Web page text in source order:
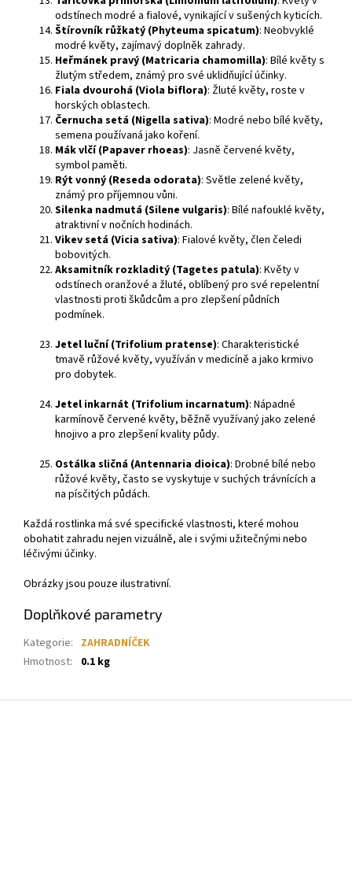
odstínech modré a fialové, vynikající v sušených kyticích.
Štírovník růžkatý (Phyteuma spicatum): Neobvyklé
modré květy, zajímavý doplněk zahrady.
Heřmánek pravý (Matricaria chamomilla): Bílé květy s
žlutým středem, známý pro své uklidňující účinky.
Fiala dvourohá (Viola biflora): Žluté květy, roste v
horských oblastech.
Černucha setá (Nigella sativa): Modré nebo bílé květy,
semena používaná jako koření.
Mák vlčí (Papaver rhoeas): Jasně červené květy,
symbol paměti.
Rýt vonný (Reseda odorata): Světle zelené květy,
známý pro příjemnou vůni.
Silenka nadmutá (Silene vulgaris): Bílé nafouklé květy,
atraktivní v nočních hodinách.
Vikev setá (Vicia sativa): Fialové květy, člen čeledi
bobovitých.
Aksamitník rozkladitý (Tagetes patula): Květy v
odstínech oranžové a žluté, oblíbený pro své repelentní
vlastnosti proti škůdcům a pro zlepšení půdních
podmínek.
Jetel luční (Trifolium pratense): Charakteristické
tmavě růžové květy, využíván v medicíně a jako krmivo
pro dobytek.
Jetel inkarnát (Trifolium incarnatum): Nápadné
karmínově červené květy, běžně využívaný jako zelené
hnojivo a pro zlepšení kvality půdy.
Ostálka sličná (Antennaria dioica): Drobné bílé nebo
růžové květy, často se vyskytuje v suchých trávnících a
na písčitých půdách.
Každá rostlinka má své specifické vlastnosti, které mohou
obohatit zahradu nejen vizuálně, ale i svými užitečnými nebo
léčivými účinky.
Obrázky jsou pouze ilustrativní.
Doplňkové parametry
Kategorie: ZAHRADNÍČEK
Hmotnost: 0.1 kg